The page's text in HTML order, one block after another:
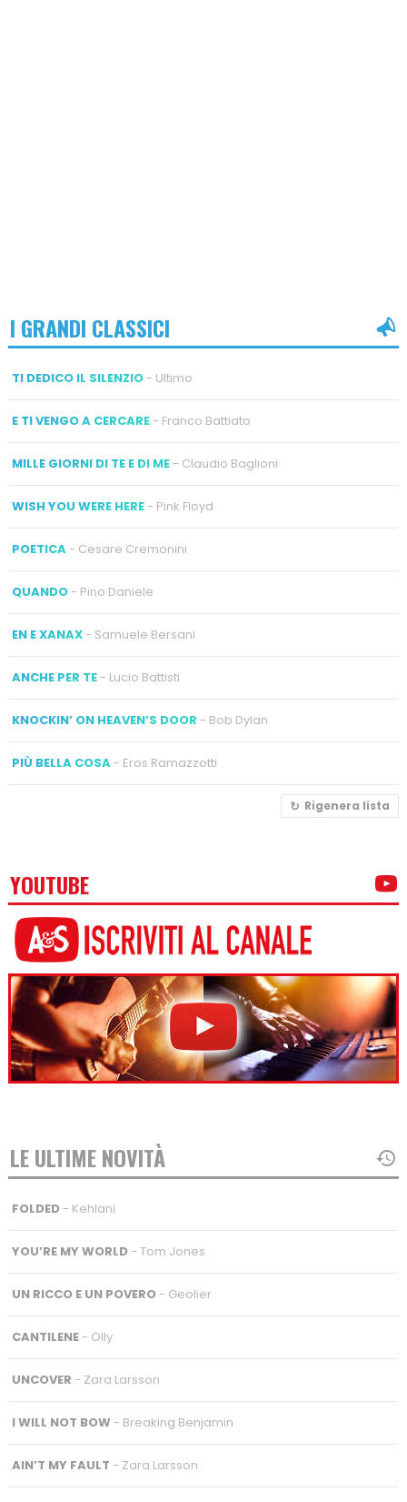
I GRANDI CLASSICI
TI DEDICO IL SILENZIO- Ultimo
E TI VENGO A CERCARE- Franco Battiato
MILLE GIORNI DI TE E DI ME- Claudio Baglioni
WISH YOU WERE HERE- Pink Floyd
POETICA- Cesare Cremonini
QUANDO- Pino Daniele
EN E XANAX- Samuele Bersani
ANCHE PER TE- Lucio Battisti
KNOCKIN’ ON HEAVEN’S DOOR - Bob Dylan
PIÙ BELLA COSA- Eros Ramazzotti
Rigenera lista
YOUTUBE
LE ULTIME NOVITÀ
FOLDED- Kehlani
YOU’RE MY WORLD- Tom Jones
UN RICCO E UN POVERO- Geolier
CANTILENE- Olly
UNCOVER - Zara Larsson
I WILL NOT BOW - Breaking Benjamin
AIN’T MY FAULT - Zara Larsson